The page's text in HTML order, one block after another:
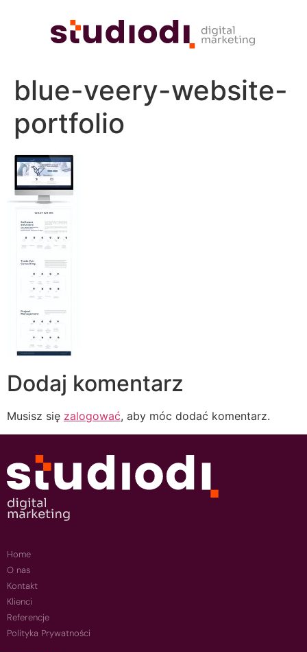
blue-veery-website-
portfolio
Dodaj komentarz
Musisz się zalogować, aby móc dodać komentarz.
Home
O nas
Kontakt
Klienci
Referencje
Polityka Prywatności